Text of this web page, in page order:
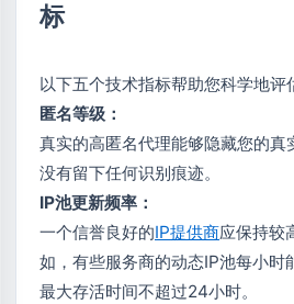
标
以下五个技术指标帮助您科学地评
匿名等级：
真实的高匿名代理能够隐藏您的真
没有留下任何识别痕迹。
IP池更新频率：
一个信誉良好的IP提供商应保持较
如，有些服务商的动态IP池每小时
最大存活时间不超过24小时。